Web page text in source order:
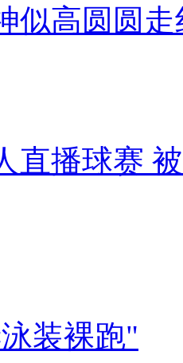
似高圆圆走
直播球赛
装裸跑"